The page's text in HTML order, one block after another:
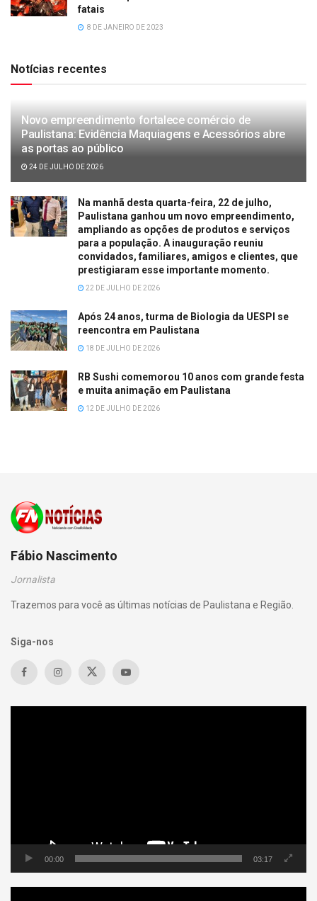
fatais
8 DE JANEIRO DE 2023
Notícias recentes
Novo empreendimento fortalece comércio de
Paulistana: Evidência Maquiagens e Acessórios abre
as portas ao público
24 DE JULHO DE 2026
Na manhã desta quarta-feira, 22 de julho,
Paulistana ganhou um novo empreendimento,
ampliando as opções de produtos e serviços
para a população. A inauguração reuniu
convidados, familiares, amigos e clientes, que
prestigiaram esse importante momento.
22 DE JULHO DE 2026
Após 24 anos, turma de Biologia da UESPI se
reencontra em Paulistana
18 DE JULHO DE 2026
RB Sushi comemorou 10 anos com grande festa
e muita animação em Paulistana
12 DE JULHO DE 2026
Fábio Nascimento
Jornalista
Trazemos para você as últimas notícias de Paulistana e Região.
Siga-nos
00:00 03:17